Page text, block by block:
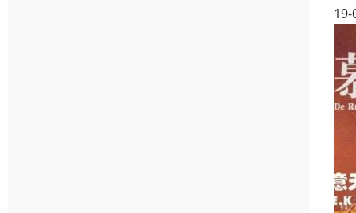
19-